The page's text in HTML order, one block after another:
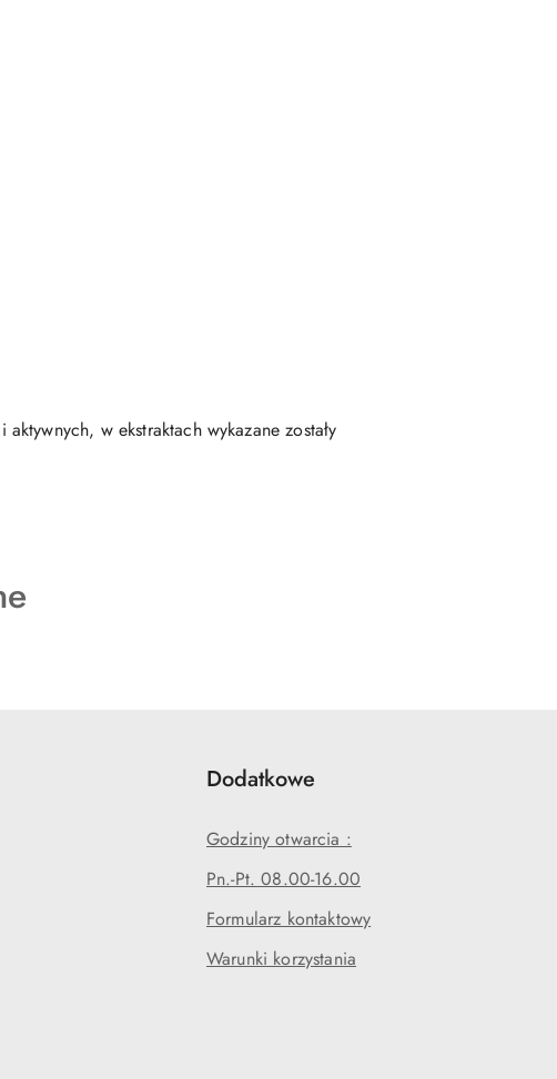
w ekstraktach wykazane zostały
Dodatkowe
Godziny otwarcia :
Pn.-Pt. 08.00-16.00
Formularz kontaktowy
Warunki korzystania